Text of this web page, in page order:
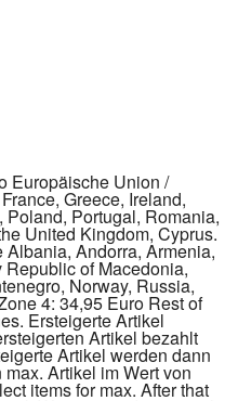
Europäische Union /
Greece, Ireland,
Portugal, Romania,
United Kingdom, Cyprus.
Andorra, Armenia,
of Macedonia,
Norway, Russia,
4: 34,95 Euro Rest of
Ersteigerte Artikel
Artikel bezahlt
Artikel werden dann
Artikel im Wert von
items for max. After that